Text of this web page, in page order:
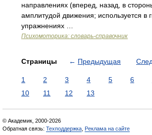
направлениях (вперед, назад, в
амплитудой движения; используется в
упражнениях …
Психомоторика: cловарь-справочник
Страницы ← Предыдущая
1 2 3 4 5 6
10
11 12 13
© Академик, 2000-2026
Обратная связь: Техподдержка Реклама на сайте